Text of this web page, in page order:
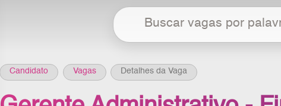
Candidato Vagas Detalhes da Vaga